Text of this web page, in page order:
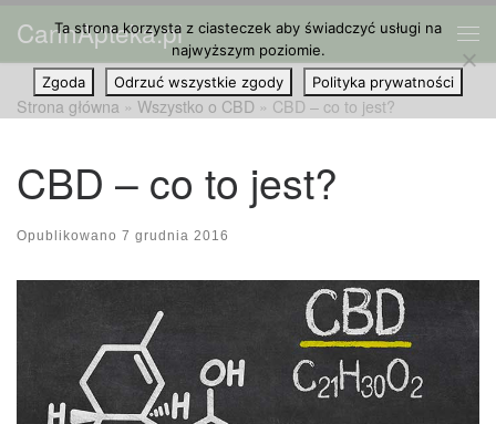
Przejdź do treści
CannApteka.pl
Strona główna » Wszystko o CBD » CBD – co to jest?
CBD – co to jest?
Opublikowano 7 grudnia 2016
Ta strona korzysta z ciasteczek aby świadczyć usługi na
najwyższym poziomie.
Zgoda
Odrzuć wszystkie zgody Polityka prywatności